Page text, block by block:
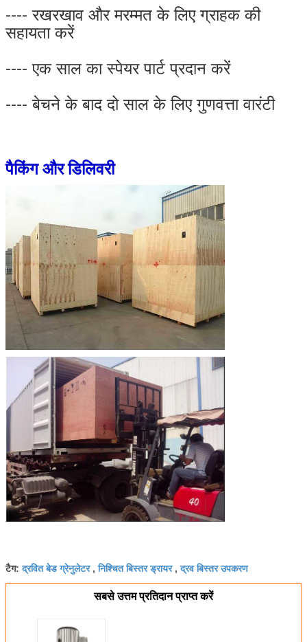
---- रखरखाव और मरम्मत के लिए ग्राहक की
सहायता करें
---- एक साल का स्पेयर पार्ट प्रदान करें
---- बेचने के बाद दो साल के लिए गुणवत्ता वारंटी
पैकिंग और डिलिवरी
टैग:द्रवित बेड ग्रेनुलेटर,निश्चित बिस्तर ड्रायर,द्रव बिस्तर उपकरण
सबसे उत्तम प्रतिदान प्राप्त करें